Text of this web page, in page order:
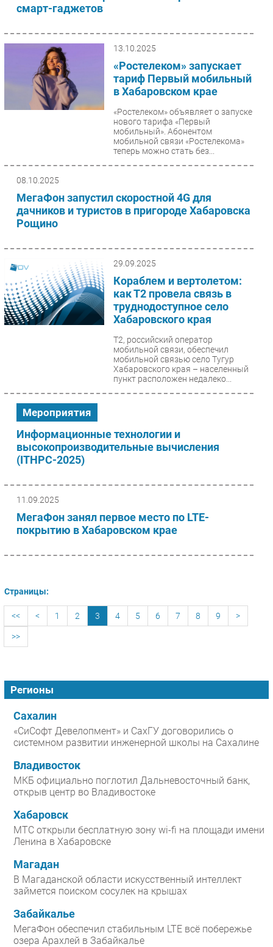
смарт-гаджетов
13.10.2025
«Ростелеком» запускает
тариф Первый мобильный
в Хабаровском крае
«Ростелеком» объявляет о запуске
нового тарифа «Первый
мобильный». Абонентом
мобильной связи «Ростелекома»
теперь можно стать без...
08.10.2025
МегаФон запустил скоростной 4G для
дачников и туристов в пригороде Хабаровска
Рощино
29.09.2025
Кораблем и вертолетом:
как Т2 провела связь в
труднодоступное село
Хабаровского края
T2, российский оператор
мобильной связи, обеспечил
мобильной связью село Тугур
Хабаровского края – населенный
пункт расположен недалеко...
Мероприятия
Информационные технологии и
высокопроизводительные вычисления
(ITHPC-2025)
11.09.2025
МегаФон занял первое место по LTE-
покрытию в Хабаровском крае
Страницы:
<< < 1 2 3 4 5 6 7 8 9 >
>>
Регионы
Сахалин
«СиСофт Девелопмент» и СахГУ договорились о
системном развитии инженерной школы на Сахалине
Владивосток
МКБ официально поглотил Дальневосточный банк,
открыв центр во Владивостоке
Хабаровск
МТС открыли бесплатную зону wi-fi на площади имени
Ленина в Хабаровске
Магадан
В Магаданской области искусственный интеллект
займется поиском сосулек на крышах
Забайкалье
МегаФон обеспечил стабильным LTE всё побережье
озера Арахлей в Забайкалье